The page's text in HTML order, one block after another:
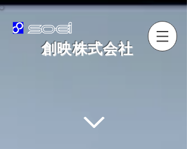
​創映株式会社